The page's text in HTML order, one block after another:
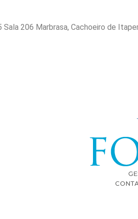
Sala 206 Marbrasa, Cachoeiro de